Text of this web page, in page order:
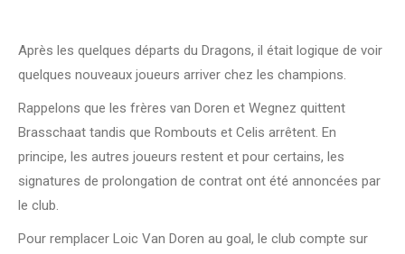
Après les quelques départs du Dragons, il était logique de voir
quelques nouveaux joueurs arriver chez les champions.
Rappelons que les frères van Doren et Wegnez quittent
Brasschaat tandis que Rombouts et Celis arrêtent. En
principe, les autres joueurs restent et pour certains, les
signatures de prolongation de contrat ont été annoncées par
le club.
Pour remplacer Loic Van Doren au goal, le club compte sur